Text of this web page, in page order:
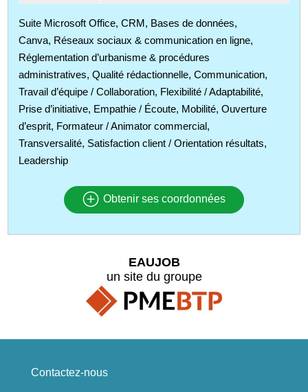
Suite Microsoft Office, CRM, Bases de données,
Canva, Réseaux sociaux & communication en ligne,
Réglementation d’urbanisme & procédures
administratives, Qualité rédactionnelle, Communication,
Travail d’équipe / Collaboration, Flexibilité / Adaptabilité,
Prise d’initiative, Empathie / Écoute, Mobilité, Ouverture
d’esprit, Formateur / Animator commercial,
Transversalité, Satisfaction client / Orientation résultats,
Leadership
Obtenir ses coordonnées
EAUJOB
un site du groupe
Contactez-nous